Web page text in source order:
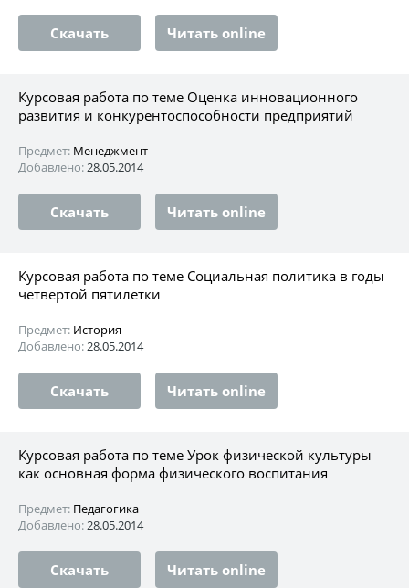
Скачать Читать online
Курсовая работа по теме Оценка инновационного
развития и конкурентоспособности предприятий
Предмет: Менеджмент
Добавлено:28.05.2014
Скачать Читать online
Курсовая работа по теме Социальная политика в годы
четвертой пятилетки
Предмет: История
Добавлено:28.05.2014
Скачать Читать online
Курсовая работа по теме Урок физической культуры
как основная форма физического воспитания
Предмет: Педагогика
Добавлено:28.05.2014
Скачать Читать online